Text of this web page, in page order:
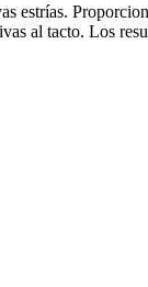
al tacto. Los